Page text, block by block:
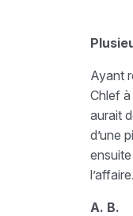
Ayant
Chlef
aurait
d’une
l’affaire.
A. B.